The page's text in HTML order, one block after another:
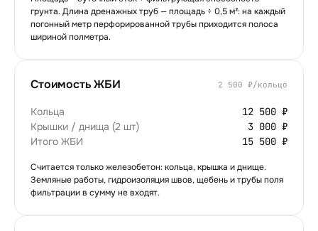
грунта. Длина дренажных труб — площадь ÷ 0,5 м²: на каждый
погонный метр перфорированной трубы приходится полоса
шириной полметра.
Стоимость ЖБИ 2 500 ₽ /кольцо
Кольца
12 500 ₽
Крышки / днища (2 шт)
3 000 ₽
Итого ЖБИ
15 500 ₽
Считается только железобетон: кольца, крышка и днище.
Земляные работы, гидроизоляция швов, щебень и трубы поля
фильтрации в сумму не входят.